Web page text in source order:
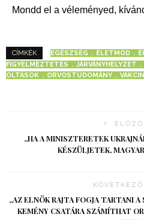
Mondd el a véleményed,
CÍMKÉK EGÉSZSÉG ÉLETMÓD
FIGYELMEZTETÉS
JÁRVÁNYHELYZET
OLTÁSOK
ORVOSTUDOMÁNY
„HA A MINISZTERETEK
KÉSZÜLJETEK,
„AZ ELNÖK RAJTA FOGJA TARTANI
KEMÉNY CSATÁRA SZÁMÍTHAT